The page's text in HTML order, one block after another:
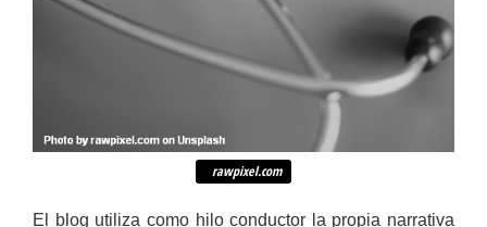
rawpixel.com
El blog utiliza como hilo conductor la propia narrativa